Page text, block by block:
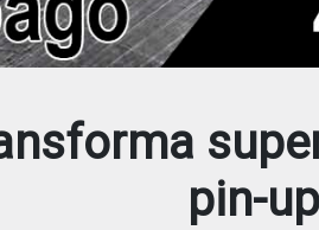
pin-